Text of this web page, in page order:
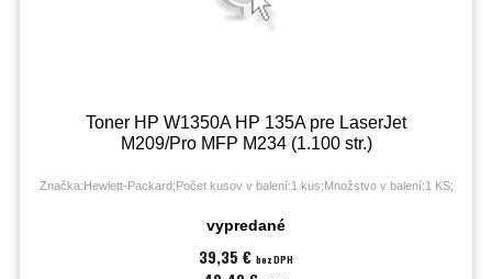
Toner HP W1350A HP 135A pre LaserJet
M209/Pro MFP M234 (1.100 str.)
Značka:Hewlett-Packard;Počet kusov v balení:1 kus;Množstvo v balení:1 KS;
vypredané
39,35 € bez DPH